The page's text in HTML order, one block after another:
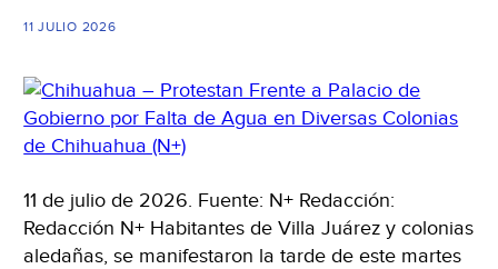
11 JULIO 2026
11 de julio de 2026. Fuente: N+ Redacción:
Redacción N+ Habitantes de Villa Juárez y colonias
aledañas, se manifestaron la tarde de este martes